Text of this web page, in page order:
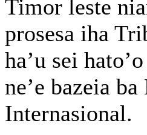
Timor leste
prosesa iha
ha’u sei
ne’e bazeia
Internasional.